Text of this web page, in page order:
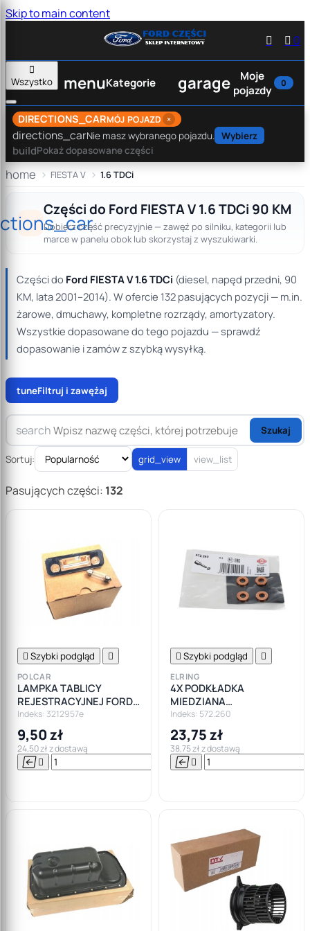
Skip to main content

 0

Wszystko
menuKategorie garage
Moje
pojazdy
0
DIRECTIONS_CARMÓJ POJAZD ×
directions_carNie masz wybranego pojazdu. Wybierz
buildPokaż dopasowane części
home FIESTA V 1.6 TDCi
Części do Ford FIESTA V 1.6 TDCi 90 KM
Dobierz część precyzyjnie — zawęź po silniku, kategorii lub
marce w panelu obok lub skorzystaj z wyszukiwarki.
Części do Ford FIESTA V 1.6 TDCi (diesel, napęd przedni, 90
KM, lata 2001–2014). W ofercie 132 pasujących pozycji — m.in.
żarowe, dmuchawy, kompletne rozrządy, amortyzatory.
Wszystkie dopasowane do tego pojazdu — sprawdź
dopasowanie i zamów z szybką wysyłką.
tuneFiltruj i zawężaj
search Szukaj
Sortuj: grid_view view_list
Pasujących części: 132
 Szybki podgląd 
POLCAR
LAMPKA TABLICY
REJESTRACYJNEJ FORD
FUSION FIESTA
Indeks: 3212957e
9,50 zł
24,50 zł z dostawą
  

 Szybki podgląd 
ELRING
4X PODKŁADKA
MIEDZIANA
WTRYSKIWACZA BMW
DIESEL OPEL FORD VW
CITROEN
Indeks: 572.260
23,75 zł
38,75 zł z dostawą
 